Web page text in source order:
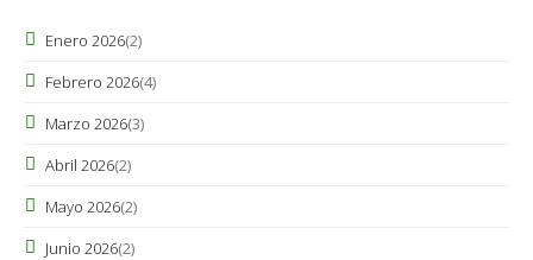
Enero 2026(2)
Febrero 2026(4)
Marzo 2026(3)
Abril 2026(2)
Mayo 2026(2)
Junio 2026(2)